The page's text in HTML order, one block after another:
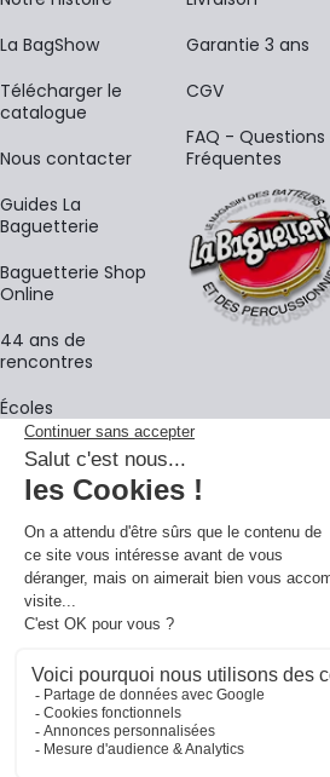
La BagShow
​Télécharger le
catalogue
Nous contacter
Guides La
Baguetterie
Baguetterie Shop
Online
44 ans de
rencontres
Écoles
Garantie 3 ans
CGV
FAQ - Questions
Fréquentes
La newsletter
Adresse e-mail
En vous inscrivant à notre newsletter,
confidentialité.
Retrouvons-nous sur